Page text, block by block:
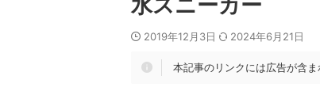
2019年12月3日 2024年6月21日
本記事のリンクには広告が含ま